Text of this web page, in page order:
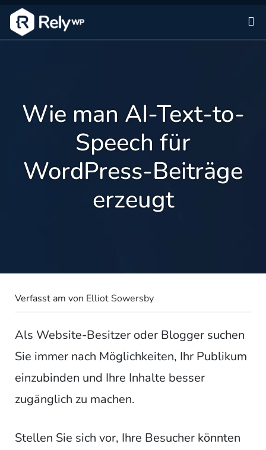
Wie man AI-Text-to-
Speech für
WordPress-Beiträge
erzeugt
Verfasst am von Elliot Sowersby
Als Website-Besitzer oder Blogger suchen
Sie immer nach Möglichkeiten, Ihr Publikum
einzubinden und Ihre Inhalte besser
zugänglich zu machen.
Stellen Sie sich vor, Ihre Besucher könnten